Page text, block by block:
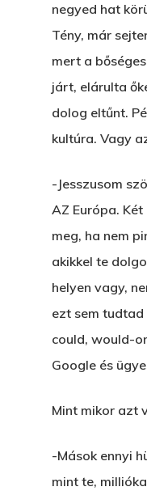
negyed hat
Tény, már
mert a
járt, elárulta
dolog eltűnt.
kultúra. Vagy
-Jesszusom
AZ Európa.
meg, ha nem
akikkel te
helyen vagy,
ezt sem tudtad
could, would-
Google és
Mint mikor azt
-Mások ennyi
mint te,